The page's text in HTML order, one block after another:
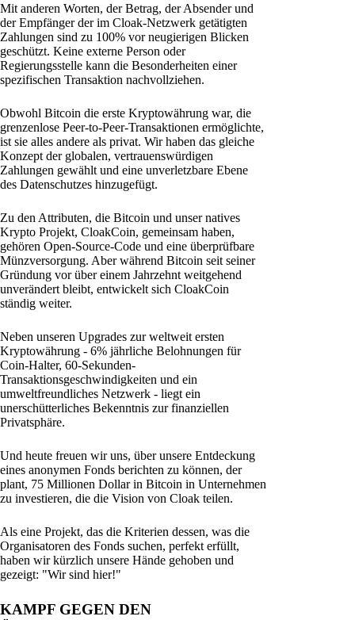
Mit anderen Worten, der Betrag, der Absender und
der Empfänger der im Cloak-Netzwerk getätigten
Zahlungen sind zu 100% vor neugierigen Blicken
geschützt. Keine externe Person oder
Regierungsstelle kann die Besonderheiten einer
spezifischen Transaktion nachvollziehen.
Obwohl Bitcoin die erste Kryptowährung war, die
grenzenlose Peer-to-Peer-Transaktionen ermöglichte,
ist sie alles andere als privat. Wir haben das gleiche
Konzept der globalen, vertrauenswürdigen
Zahlungen gewählt und eine unverletzbare Ebene
des Datenschutzes hinzugefügt.
Zu den Attributen, die Bitcoin und unser natives
Krypto Projekt, CloakCoin, gemeinsam haben,
gehören Open-Source-Code und eine überprüfbare
Münzversorgung. Aber während Bitcoin seit seiner
Gründung vor über einem Jahrzehnt weitgehend
unverändert bleibt, entwickelt sich CloakCoin
ständig weiter.
Neben unseren Upgrades zur weltweit ersten
Kryptowährung - 6% jährliche Belohnungen für
Coin-Halter, 60-Sekunden-
Transaktionsgeschwindigkeiten und ein
umweltfreundliches Netzwerk - liegt ein
unerschütterliches Bekenntnis zur finanziellen
Privatsphäre.
Und heute freuen wir uns, über unsere Entdeckung
eines anonymen Fonds berichten zu können, der
plant, 75 Millionen Dollar in Bitcoin in Unternehmen
zu investieren, die die Vision von Cloak teilen.
Als eine Projekt, das die Kriterien dessen, was die
Organisatoren des Fonds suchen, perfekt erfüllt,
haben wir kürzlich unsere Hände gehoben und
gezeigt: "Wir sind hier!"
KAMPF GEGEN DEN